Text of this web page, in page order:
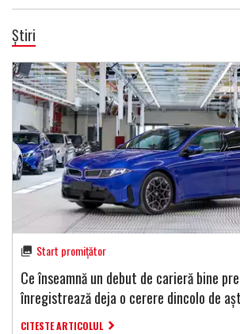
Știri
Start promițător
Ce înseamnă un debut de carieră bine
înregistrează deja o cerere dincolo de
CITESTE ARTICOLUL